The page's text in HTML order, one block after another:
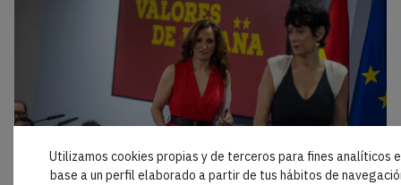
Utilizamos cookies propias y de terceros para fines analíticos
base a un perfil elaborado a partir de tus hábitos de